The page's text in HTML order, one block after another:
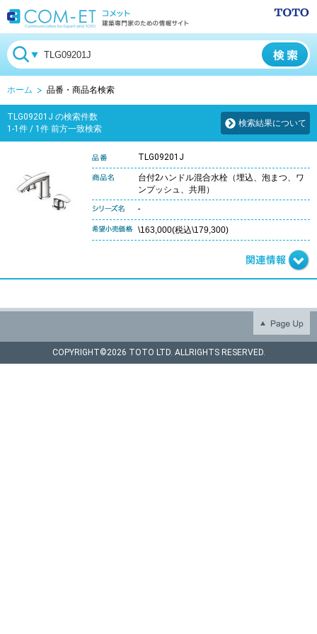
ホーム 品番・商品名検索
TLG09201J の検索件数
1-1件 / 1件 前方一致検索
検索結果について
TLG09201J
台付2ハンドル混合水栓（埋込、泡まつ、ワ
ンプッシュ、共用）
-
\163,000(税込\179,300)
COPYRIGHT©2026 TOTO LTD. ALLRIGHTS RESERVED.